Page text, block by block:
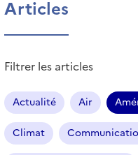
Articles
Filtrer les articles
Actualité Air
Climat